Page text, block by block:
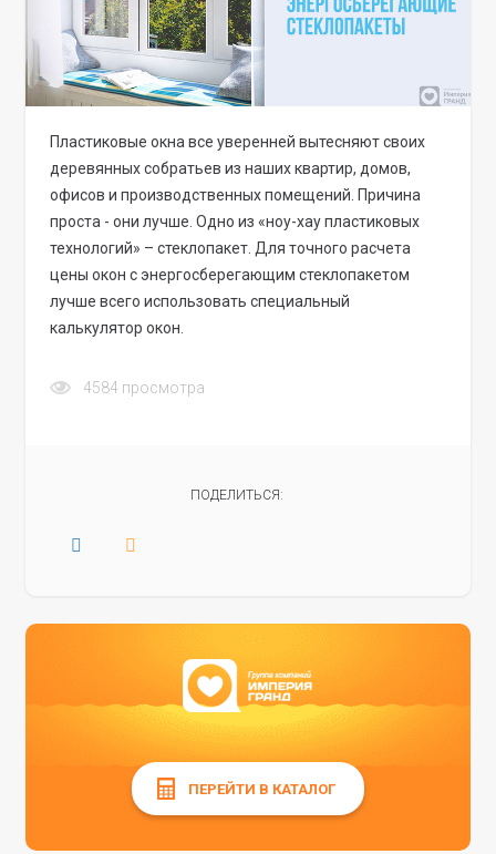
Пластиковые окна все уверенней вытесняют своих
деревянных собратьев из наших квартир, домов,
офисов и производственных помещений. Причина
проста - они лучше. Одно из «ноу-хау пластиковых
технологий» – стеклопакет. Для точного расчета
цены окон с энергосберегающим стеклопакетом
лучше всего использовать специальный
калькулятор окон.
4584 просмотра
ПОДЕЛИТЬСЯ:
ПЕРЕЙТИ В КАТАЛОГ